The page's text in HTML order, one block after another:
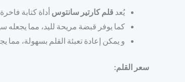
يُعد قلم كارتير سانتوس أداة كتابة
كما يوفر قبضة مريحة لليد، مما يجعله
و يمكن إعادة تعبئة القلم بسهولة، مما
سعر القلم: